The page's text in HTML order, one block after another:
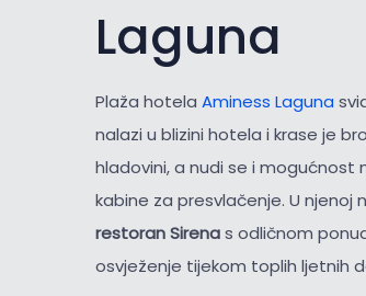
Laguna
Plaža hotela Aminess Laguna
nalazi u blizini hotela i krase je
hladovini, a nudi se i mogućnost
kabine za presvlačenje. U njenoj
restoran Sirenas odličnom
osvježenje tijekom toplih ljetnih